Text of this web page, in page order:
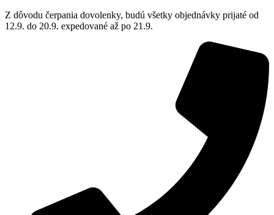
Z dôvodu čerpania dovolenky, budú všetky objednávky prijaté od
12.9. do 20.9. expedované až po 21.9.